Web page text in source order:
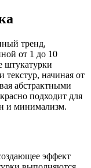
тренд,
от 1 до 10
штукатурки
начиная от
абстрактными
подходит для
и минимализм.
эффект